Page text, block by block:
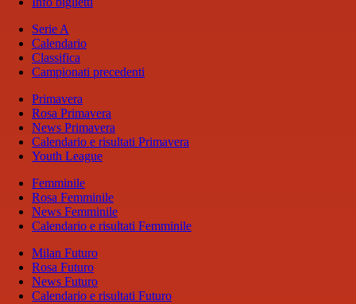
Serie A
Calendario
Classifica
Campionati precedenti
Primavera
Rosa Primavera
News Primavera
Calendario e risultati Primavera
Youth League
Femminile
Rosa Femminile
News Femminile
Calendario e risultati Femminile
Milan Futuro
Rosa Futuro
News Futuro
Calendario e risultati Futuro